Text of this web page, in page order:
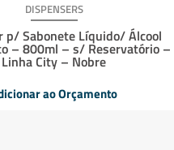
DISPENSERS
p/ Sabonete Líquido/ Álcool
– 800ml – s/ Reservatório –
Linha City – Nobre
ao Orçamento